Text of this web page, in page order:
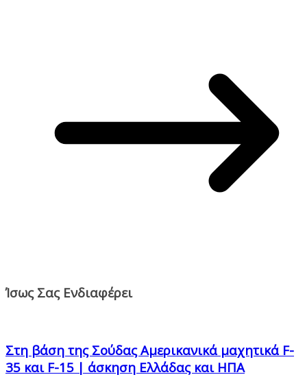
Ίσως Σας Ενδιαφέρει
Στη βάση της Σούδας Aμερικανικά μαχητικά F-
35 και F-15 | άσκηση Ελλάδας και ΗΠΑ